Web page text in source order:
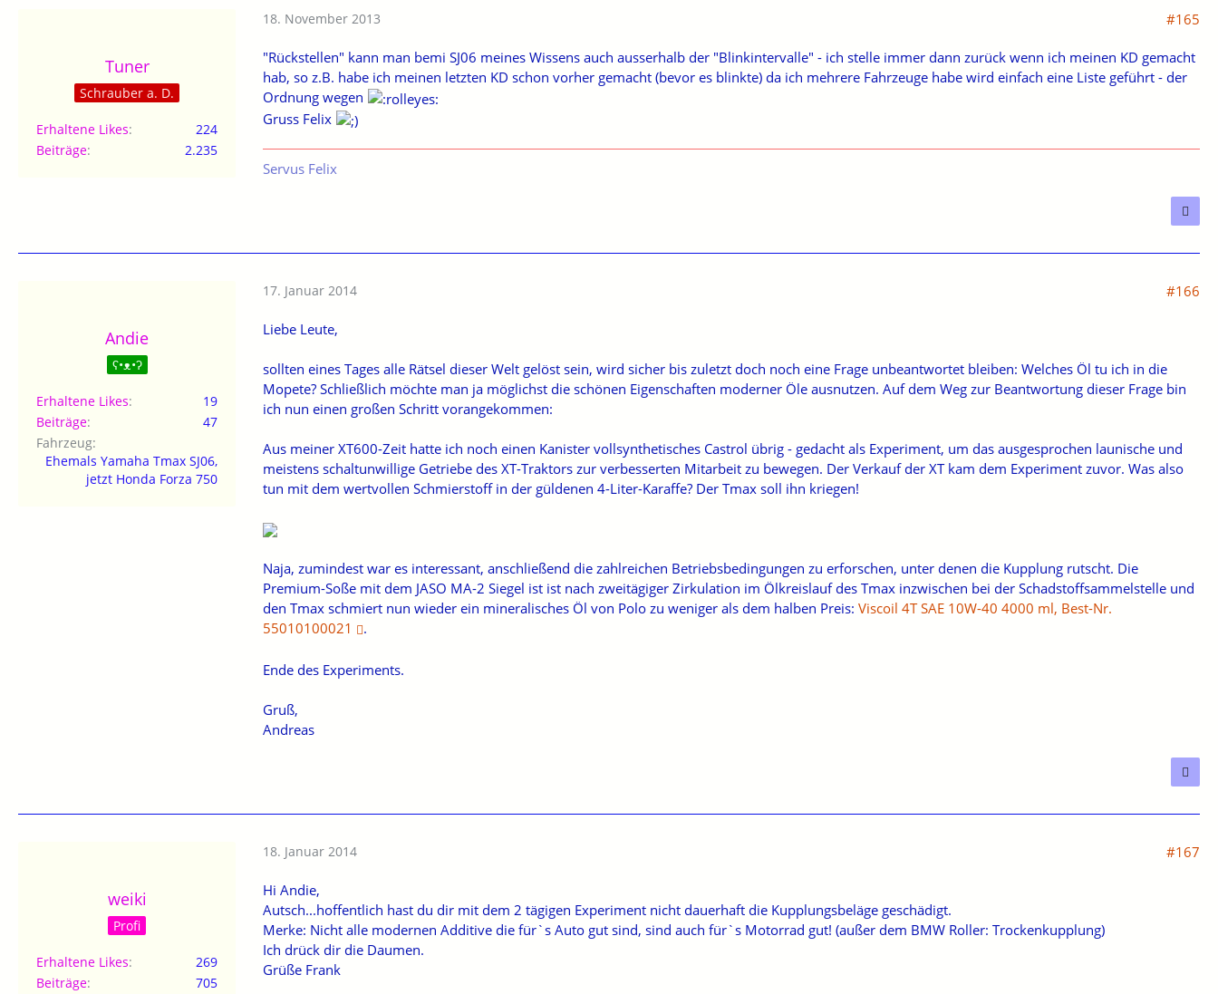
Tuner
Schrauber a. D.
Erhaltene Likes
224
Beiträge
2.235
18. November 2013 #165
"Rückstellen" kann man bemi SJ06 meines Wissens auch ausserhalb der "Blinkintervalle" - ich stelle immer dann zurück wenn ich meinen KD gemacht
hab, so z.B. habe ich meinen letzten KD schon vorher gemacht (bevor es blinkte) da ich mehrere Fahrzeuge habe wird einfach eine Liste geführt - der
Ordnung wegen
Gruss Felix
Servus Felix
Andie
ʕ•ᴥ•ʔ
Erhaltene Likes
19
Beiträge
47
Fahrzeug
Ehemals Yamaha Tmax SJ06,
jetzt Honda Forza 750
17. Januar 2014 #166
Liebe Leute,
sollten eines Tages alle Rätsel dieser Welt gelöst sein, wird sicher bis zuletzt doch noch eine Frage unbeantwortet bleiben: Welches Öl tu ich in die
Mopete? Schließlich möchte man ja möglichst die schönen Eigenschaften moderner Öle ausnutzen. Auf dem Weg zur Beantwortung dieser Frage bin
ich nun einen großen Schritt vorangekommen:
Aus meiner XT600-Zeit hatte ich noch einen Kanister vollsynthetisches Castrol übrig - gedacht als Experiment, um das ausgesprochen launische und
meistens schaltunwillige Getriebe des XT-Traktors zur verbesserten Mitarbeit zu bewegen. Der Verkauf der XT kam dem Experiment zuvor. Was also
tun mit dem wertvollen Schmierstoff in der güldenen 4-Liter-Karaffe? Der Tmax soll ihn kriegen!
Naja, zumindest war es interessant, anschließend die zahlreichen Betriebsbedingungen zu erforschen, unter denen die Kupplung rutscht. Die
Premium-Soße mit dem JASO MA-2 Siegel ist ist nach zweitägiger Zirkulation im Ölkreislauf des Tmax inzwischen bei der Schadstoffsammelstelle und
den Tmax schmiert nun wieder ein mineralisches Öl von Polo zu weniger als dem halben Preis: Viscoil 4T SAE 10W-40 4000 ml, Best-Nr.
55010100021
.
Ende des Experiments.
Gruß,
Andreas
weiki
Profi
Erhaltene Likes
269
Beiträge
705
18. Januar 2014 #167
Hi Andie,
Autsch...hoffentlich hast du dir mit dem 2 tägigen Experiment nicht dauerhaft die Kupplungsbeläge geschädigt.
Merke: Nicht alle modernen Additive die für`s Auto gut sind, sind auch für`s Motorrad gut! (außer dem BMW Roller: Trockenkupplung)
Ich drück dir die Daumen.
Grüße Frank